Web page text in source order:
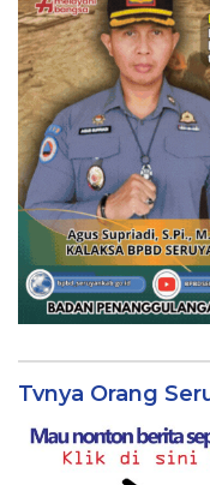
Tvnya Orang